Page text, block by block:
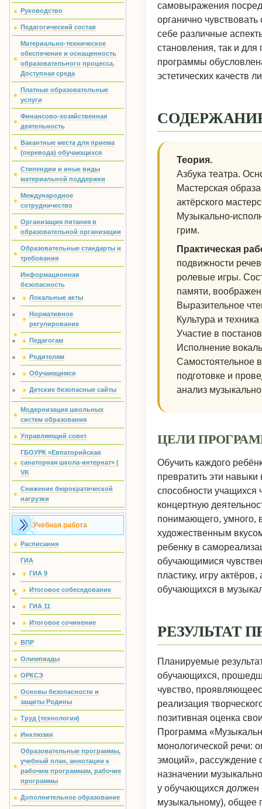
Руководство
Педагогический состав
Материально-техническое
обеспечение и оснащенность
образовательного процесса.
Доступная среда
Платные образовательные
услуги
Финансово-хозяйственная
деятельность
Вакантные места для приема
(перевода) обучающихся
Стипендии и иные виды
материальной поддержки
Международное
сотрудничество
Организация питания в
образовательной организации
Образовательные стандарты и
требования
Информационная
безопасность
Локальные акты
Нормативное
регулирование
Педагогам
Родителям
Обучающимся
Детские безопасные сайты
Модернизация школьных
систем образования
Управляющий совет
ГБОУРК «Евпаторийская
санаторная школа-интернат» |
VK
Снижение бюрократической
нагрузки
Учебная работа
Расписания
ГИА
ГИА 9
Итоговое собеседование
ГИА 11
Итоговое сочинение
ВПР
Олимпиады
ОРКСЭ
Основы безопасности и
защиты Родины
Труд (технология)
Инклюзия
Образовательные программы,
учебный план, аннотации к
рабочим программам, рабочие
программы
Дополнительное образование
самовыражения
органично
себе различные
становления, так и для
программы
эстетических качеств
Теория.
Азбука театра.
Мастерская
актёрского
Музыкально-
грим.
Практическая
подвижности
ролевые игры.
памяти,
Выразительное
Культура и
Участие в
Исполнение
Самостоятельное
подготовке и
анализ
ЦЕЛИ
Обучить каждого
превратить эти
способности учащихся
концертную
понимающего, умного,
художественным
ребенку в
обучающимися
пластику, игру
обучающихся в
РЕЗУЛЬТАТ
Планируемые
обучающихся,
чувство,
реализация
позитивная оценка
Программа
монологической речи:
эмоций», рассуждение
назначении
у обучающихся должен
музыкальному), общее